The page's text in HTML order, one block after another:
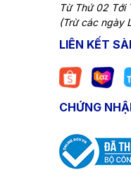
Từ Thứ 02 Tới
(Trừ các ngày
LIÊN KẾT
CHỨNG